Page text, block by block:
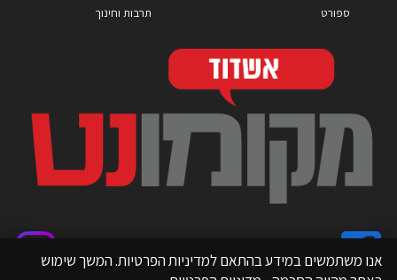
ספורט
תרבות וחינוך
אנו משתמשים במידע בהתאם למדיניות הפרטיות. המשך שימוש